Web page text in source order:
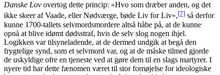
Danske Lov overtog dette princip: »Hvo som dræber anden, og det
ikke skeer af Vaade, eller Nødværge, bøde Liv for Liv«,[7] så derfor
kunne 1700-tallets selvmordsmordere altså håbe på, at de kunne
opnå at blive idømt dødsstraf, hvis de selv slog nogen ihjel.
Logikken var tilsyneladende, at de dermed undgik at begå den
frygtelige synd, som et selvmord var, og at de måske tilmed gjorde
de uskyldige ofre en tjeneste ved at gøre dem til en slags martyrer. I
nyere tid har dette fænomen været til stor fornøjelse for ideologiske